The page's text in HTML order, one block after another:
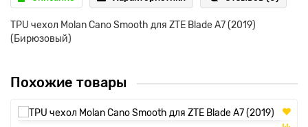
TPU чехол Molan Cano Smooth для ZTE Blade A7 (2019)
(Бирюзовый)
Похожие товары